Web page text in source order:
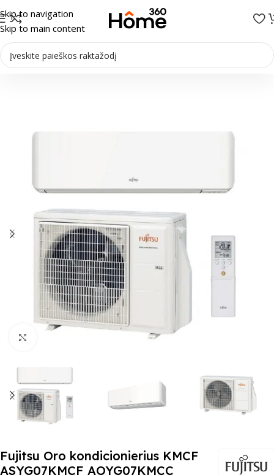
Skip to navigation
Skip to main content
Pradžia/Oro kondicionieriai/Sieniniai kondicionieriai
Paspauskite čia, kad padidinti
Fujitsu Oro kondicionierius KMCF
ASYG07KMCF AOYG07KMCC